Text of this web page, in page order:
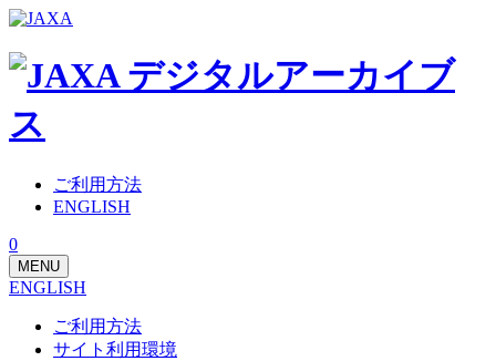
ご利用方法
ENGLISH
0
MENU
ENGLISH
ご利用方法
サイト利用環境